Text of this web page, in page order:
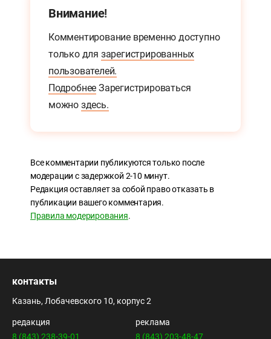
Внимание!
Комментирование временно доступно
только для зарегистрированных
пользователей.
Подробнее Зарегистрироваться
можно здесь.
Все комментарии публикуются только после
модерации с задержкой 2-10 минут.
Редакция оставляет за собой право отказать в
публикации вашего комментария.
Правила модерирования.
контакты
Казань, Лобачевского 10, корпус 2
редакция
8 (843) 238-39-01
реклама
8 (843) 203-48-47